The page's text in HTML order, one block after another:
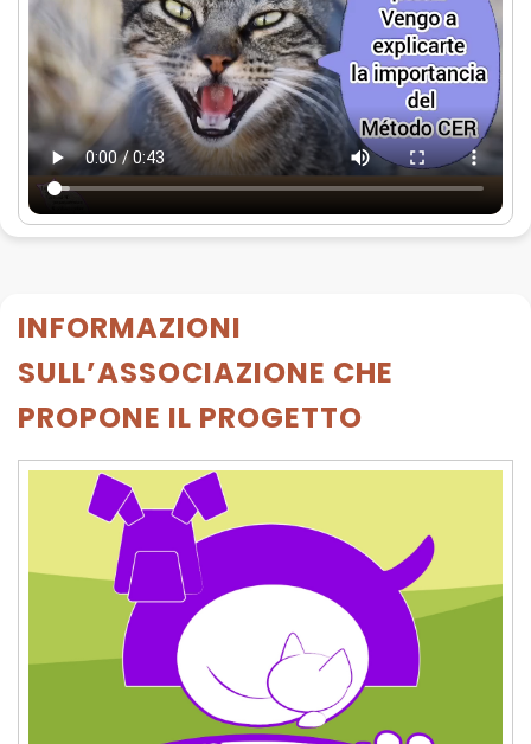
INFORMAZIONI
SULL’ASSOCIAZIONE CHE
PROPONE IL PROGETTO